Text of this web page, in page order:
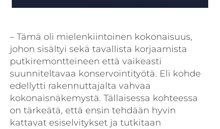
– Tämä oli mielenkiintoinen kokonaisuus,
johon sisältyi sekä tavallista korjaamista
putkiremontteineen että vaikeasti
suunniteltavaa konservointityötä. Eli kohde
edellytti rakennuttajalta vahvaa
kokonaisnäkemystä. Tällaisessa kohteessa
on tärkeätä, että ensin tehdään hyvin
kattavat esiselvitykset ja tutkitaan